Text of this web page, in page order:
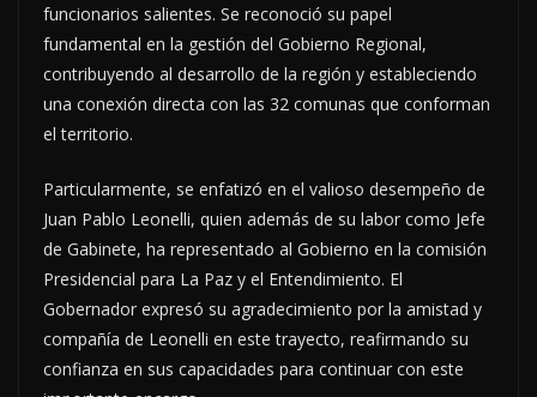
funcionarios salientes. Se reconoció su papel
fundamental en la gestión del Gobierno Regional,
contribuyendo al desarrollo de la región y estableciendo
una conexión directa con las 32 comunas que conforman
el territorio.
Particularmente, se enfatizó en el valioso desempeño de
Juan Pablo Leonelli, quien además de su labor como Jefe
de Gabinete, ha representado al Gobierno en la comisión
Presidencial para La Paz y el Entendimiento. El
Gobernador expresó su agradecimiento por la amistad y
compañía de Leonelli en este trayecto, reafirmando su
confianza en sus capacidades para continuar con este